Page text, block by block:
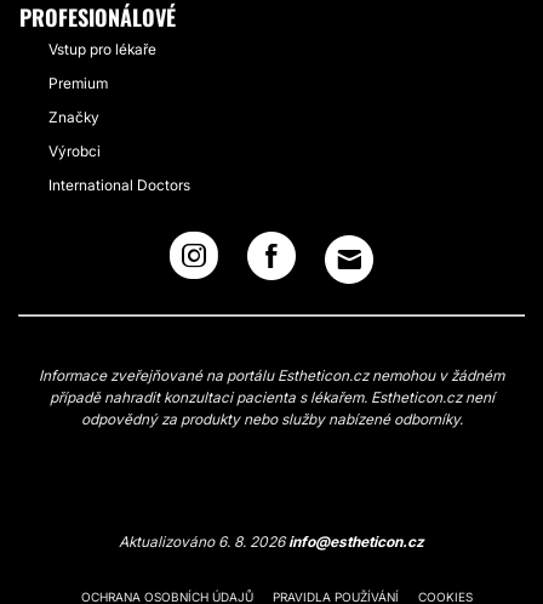
PROFESIONÁLOVÉ
Vstup pro lékaře
Premium
Značky
Výrobci
International Doctors
Informace zveřejňované na portálu Estheticon.cz nemohou v žádném
případě nahradit konzultaci pacienta s lékařem. Estheticon.cz není
odpovědný za produkty nebo služby nabízené odborníky.
Aktualizováno 6. 8. 2026info@estheticon.cz
OCHRANA OSOBNÍCH ÚDAJŮ PRAVIDLA POUŽÍVÁNÍ COOKIES